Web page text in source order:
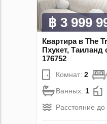
฿ 3 999
Квартира в The
Пхукет,
176752
Комнат: 2
Ванных: 1
Расстояние